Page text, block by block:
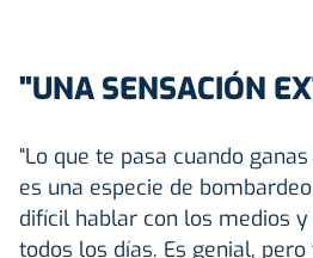
"UNA SENSACIÓN
“Lo que te pasa cuando
es una especie de
difícil hablar con los medios
todos los días. Es genial,